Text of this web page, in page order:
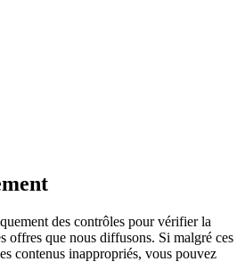
des contrôles pour vérifier la
offres que nous diffusons. Si malgré ces
contenus inappropriés, vous pouvez